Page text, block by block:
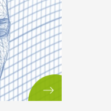
HÉT ALATT
almaecetet 1 hét alatt?